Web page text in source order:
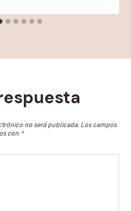
no será publicada. Los campos
con *